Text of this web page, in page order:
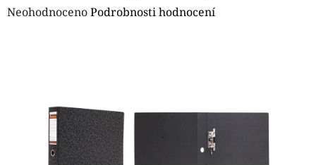
Průměrné
hvězdiček.
NeohodnocenoPodrobnosti hodnocení